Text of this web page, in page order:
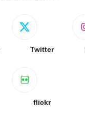
Twitter
flickr